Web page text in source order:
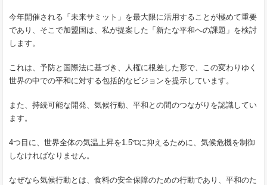
今年開催される「未来サミット」を最大限に活用することが極めて重要
であり、そこで加盟国は、私が提案した「新たな平和への課題」を検討
します。
これは、予防と国際法に基づき、人権に根差した形で、この変わりゆく
世界の中での平和に対する包括的なビジョンを提示しています。
また、持続可能な開発、気候行動、平和との間のつながりを認識してい
ます。
4つ目に、世界全体の気温上昇を1.5℃に抑えるために、気候危機を制御
しなければなりません。
なぜなら気候行動とは、食料の安全保障のための行動であり、平和のた